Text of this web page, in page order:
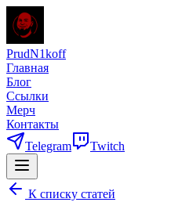
PrudN1koff
Главная
Блог
Ссылки
Мерч
Контакты
Telegram
Twitch
К списку статей